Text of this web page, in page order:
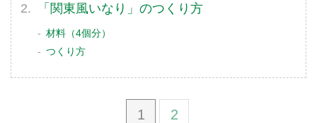
「関東風いなり」のつくり方
材料（4個分）
つくり方
1 2